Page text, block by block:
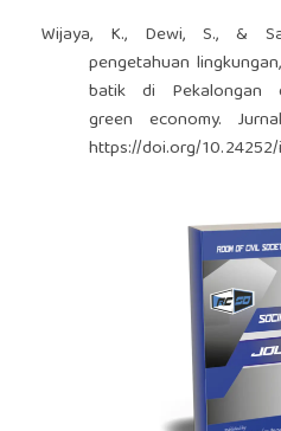
Wijaya, K., Dewi, S., &
pengetahuan
batik di Pekalongan
green economy.
https://doi.org/